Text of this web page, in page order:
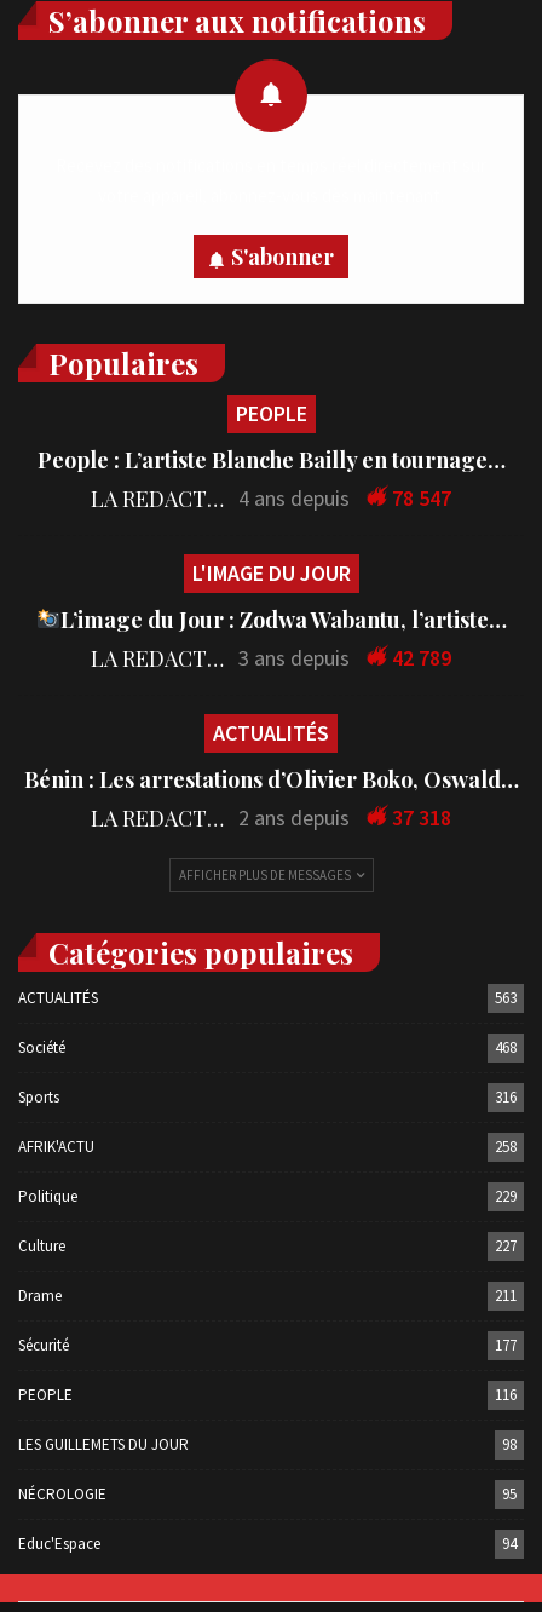
S’abonner aux notifications
S'abonner
Populaires
PEOPLE
People : L’artiste Blanche Bailly en tournage…
LA REDACTION 4 ans depuis 78 547
L'IMAGE DU JOUR
L’image du Jour : Zodwa Wabantu, l’artiste…
LA REDACTION 3 ans depuis 42 789
ACTUALITÉS
Bénin : Les arrestations d’Olivier Boko, Oswald…
LA REDACTION 2 ans depuis 37 318
AFFICHER PLUS DE MESSAGES
Catégories populaires
ACTUALITÉS 563
Société 468
Sports 316
AFRIK'ACTU 258
Politique 229
Culture 227
Drame 211
Sécurité 177
PEOPLE 116
LES GUILLEMETS DU JOUR 98
NÉCROLOGIE 95
Educ'Espace 94